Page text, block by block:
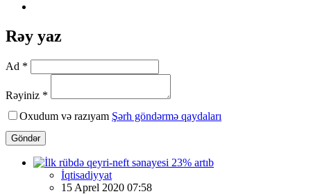
Rəy yaz
Ad *
Rəyiniz *
Oxudum və razıyam Şərh göndərmə qaydaları
Göndər
İqtisadiyyat
15 Aprel 2020 07:58